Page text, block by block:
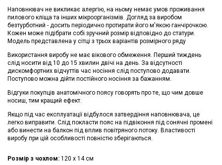
Наповнювач не викликає алергію, на ньому немає умов проживання
пилового кліща та інших мікроорганізмів. Догляд за виробом
безтурботний - досить періодично протирати його м'якою ганчірочкою.
Кожен може підібрати собі зручний розмір відповідно до статури.
Модель представлена ​​у сітці з трьох варіантів розмірного ряду
Використання виробу не має вікового обмеження. Перший тиждень
слід носити від 10 до 15 хвилин двічі на день. За відсутності
дискомфортних відчуттів час носіння слід поступово додавати.
Поступово можна дійти постійного носіння за бажанням.
Відгуки покупців анатомічного поясу говорять про те, що чим довше
носиш, тим кращий ефект.
Якщо під час експлуатації відбулося затвердіння наповнювача, це
легко виправити. Слід покласти пояс на підвіконня під сонячні промені
або винести на балкон під вплив повітряного потоку. Властивості
виробу при цій особливості повністю зберігаються.
Розмір з чохлом: 120 х 14 см